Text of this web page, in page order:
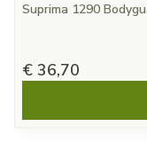
Suprima 1290
€ 36,70